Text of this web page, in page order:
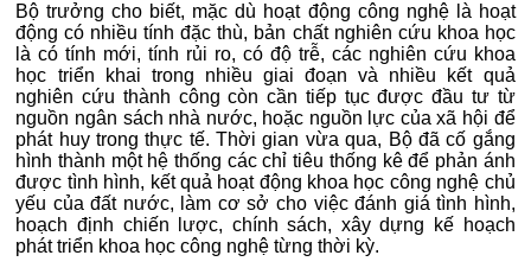
Bộ trưởng cho biết, mặc dù hoạt động công nghệ là hoạt
động có nhiều tính đặc thù, bản chất nghiên cứu khoa học
là có tính mới, tính rủi ro, có độ trễ, các nghiên cứu khoa
học triển khai trong nhiều giai đoạn và nhiều kết quả
nghiên cứu thành công còn cần tiếp tục được đầu tư từ
nguồn ngân sách nhà nước, hoặc nguồn lực của xã hội để
phát huy trong thực tế. Thời gian vừa qua, Bộ đã cố gắng
hình thành một hệ thống các chỉ tiêu thống kê để phản ánh
được tình hình, kết quả hoạt động khoa học công nghệ chủ
yếu của đất nước, làm cơ sở cho việc đánh giá tình hình,
hoạch định chiến lược, chính sách, xây dựng kế hoạch
phát triển khoa học công nghệ từng thời kỳ.